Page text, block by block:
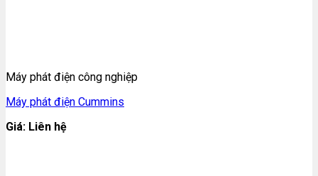
Máy phát điện công nghiệp
Máy phát điện Cummins
Giá: Liên hệ